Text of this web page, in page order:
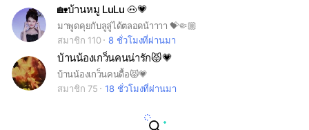
🏡บ้านหมู LuLu 🐽💗
มาพูดคุยกับลูลู่ได้ตลอดน้าาาา 💝🤏🏼
สมาชิก 110
8 ชั่วโมงที่ผ่านมา
บ้านน้องเกว็นคนน่ารัก😾💗
บ้านน้องเกว็นคนดื้อ😾💗
สมาชิก 75
18 ชั่วโมงที่ผ่านมา